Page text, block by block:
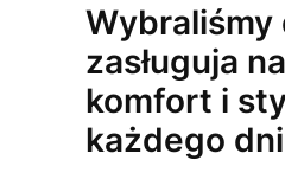
Wybraliśmy
zasługuja
komfort i
każdego